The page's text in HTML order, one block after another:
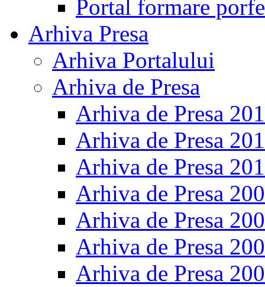
Portal formare
Arhiva Presa
Arhiva Portalului
Arhiva de Presa
Arhiva de Presa
Arhiva de Presa
Arhiva de Presa
Arhiva de Presa
Arhiva de Presa
Arhiva de Presa
Arhiva de Presa